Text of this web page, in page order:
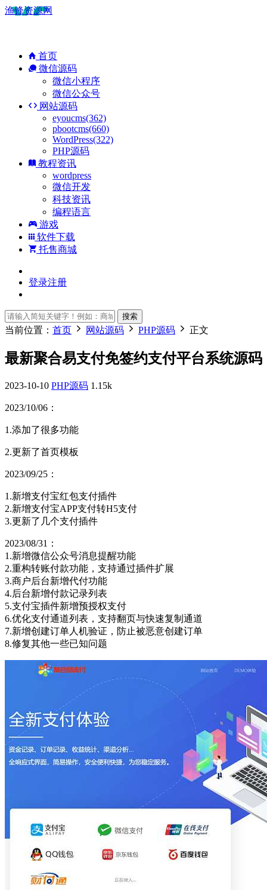
渔锋资源网
首页
微信源码
微信小程序
微信公众号
网站源码
eyoucms(362)
pbootcms(660)
WordPress(322)
PHP源码
教程资讯
wordpress
微信开发
科技资讯
编程语言
游戏
软件下载
托售商城
登录注册
搜索
当前位置： 首页 网站源码 PHP源码 正文
最新聚合易支付免签约支付平台系统源码
2023-10-10 PHP源码 1.15k
2023/10/06：
1.添加了很多功能
2.更新了首页模板
2023/09/25：
1.新增支付宝红包支付插件
2.新增支付宝APP支付转H5支付
3.更新了几个支付插件
2023/08/31：
1.新增微信公众号消息提醒功能
2.重构转账付款功能，支持通过插件扩展
3.商户后台新增代付功能
4.后台新增付款记录列表
5.支付宝插件新增预授权支付
6.优化支付通道列表，支持翻页与快速复制通道
7.新增创建订单人机验证，防止被恶意创建订单
8.修复其他一些已知问题